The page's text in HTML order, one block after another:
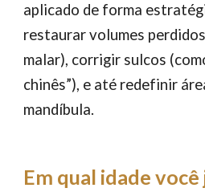
aplicado de forma
restaurar volumes
malar), corrigir sulcos
chinês”), e até redefinir
mandíbula.
Em qual idade